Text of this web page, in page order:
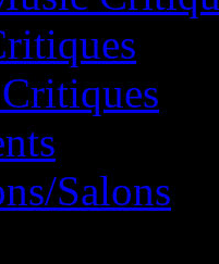
Salons